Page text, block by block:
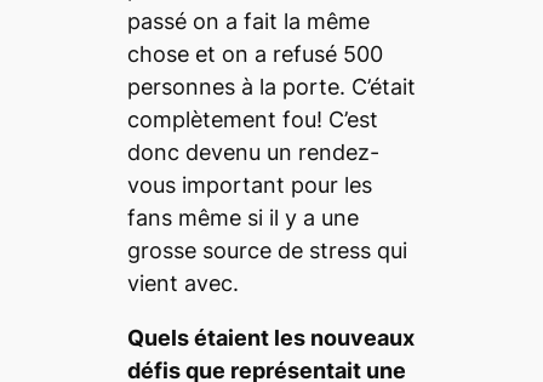
passé on a fait la même
chose et on a refusé 500
personnes à la porte. C’était
complètement fou! C’est
donc devenu un rendez-
vous important pour les
fans même si il y a une
grosse source de stress qui
vient avec.
Quels étaient les nouveaux
défis que représentait une